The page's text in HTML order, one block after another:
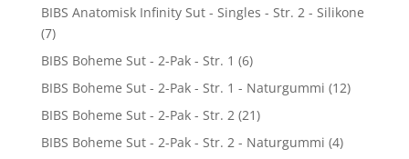
BIBS Anatomisk Infinity Sut - Singles - Str. 2 - Silikone
(7)
BIBS Boheme Sut - 2-Pak - Str. 1 (6)
BIBS Boheme Sut - 2-Pak - Str. 1 - Naturgummi (12)
BIBS Boheme Sut - 2-Pak - Str. 2 (21)
BIBS Boheme Sut - 2-Pak - Str. 2 - Naturgummi (4)